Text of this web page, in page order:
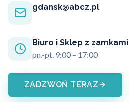
gdansk@abcz.pl
Biuro i Sklep z zamkami
pn.-pt. 9:00 – 17:00
ZADZWOŃ TERAZ